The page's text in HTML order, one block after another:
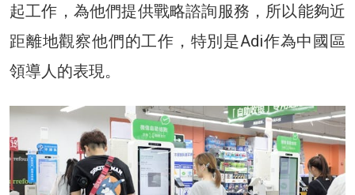
起工作，為他們提供戰略諮詢服務，所以能夠近
距離地觀察他們的工作，特別是Adi作為中國區
領導人的表現。